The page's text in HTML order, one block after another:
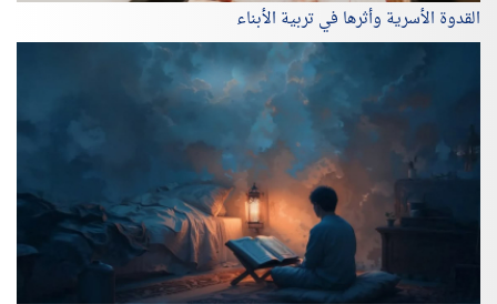
القدوة الأسرية وأثرها في تربية الأبناء